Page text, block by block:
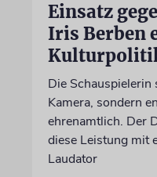
Einsatz
Iris Berben
Die
Kamera, sondern
ehrenamtlich. Der
diese Leistung mit
Laudator